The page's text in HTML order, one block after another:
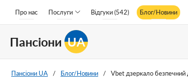
Про нас Послуги Відгуки (542) Блог/Новини
Пансіони UA
Пансіони UA / Блог/Новини / Vbet дзеркало безпечний